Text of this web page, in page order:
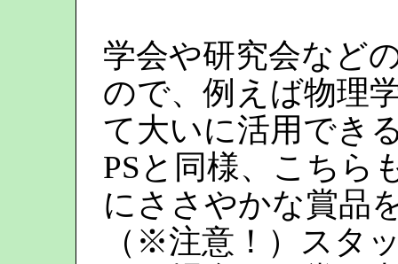
学会や研究会など
ので、例えば物理
て大いに活用でき
PSと同様、こちら
にささやかな賞品
（※注意！）スタ